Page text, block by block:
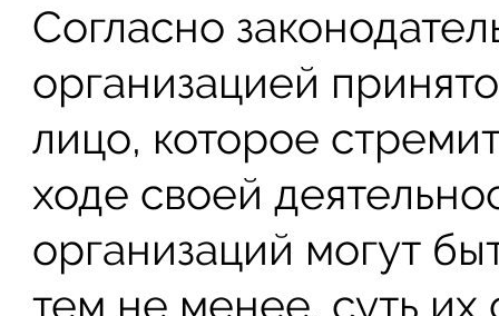
Согласно
организацией
лицо, которое
ходе своей
организаций могут
тем не менее, суть их